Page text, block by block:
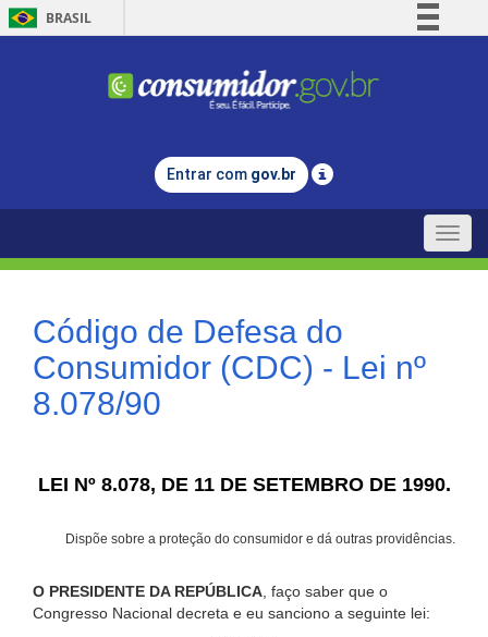
BRASIL
Comunica BR
Legislação
Entrar com gov.br
Toggle
Código de Defesa do
Consumidor (CDC) - Lei nº
8.078/90
LEI Nº 8.078, DE 11 DE SETEMBRO DE 1990.
Dispõe sobre a proteção do consumidor e dá outras providências.
O PRESIDENTE DA REPÚBLICA , faço saber que o
Congresso Nacional decreta e eu sanciono a seguinte lei: